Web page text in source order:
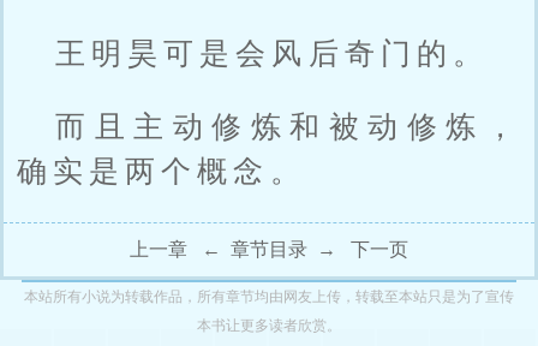
王明昊可是会风后奇门的。
而且主动修炼和被动修炼，
确实是两个概念。
上一章 ← 章节目录 → 下一页
本站所有小说为转载作品，所有章节均由网友上传，转载至本站只是为了宣传
本书让更多读者欣赏。